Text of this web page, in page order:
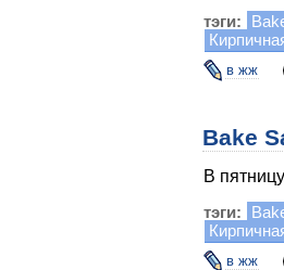
тэги:
в жж
Bake
В
тэги:
в жж